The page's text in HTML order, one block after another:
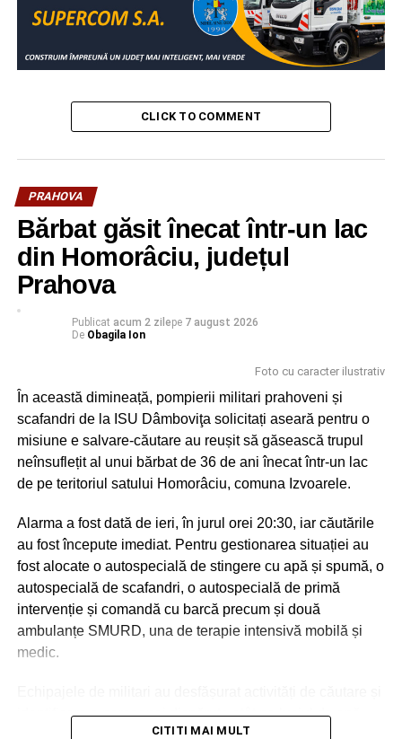
NU RATAȚI
„Informaţia mă protejează”, proiect pentru elevii
de la „Carabella” Târgovişte!
CLICK TO COMMENT
PRAHOVA
Bărbat găsit înecat într-un lac
din Homorâciu, județul
Prahova
Publicat acum 2 zilepe 7 august 2026
De Obagila Ion
Foto cu caracter ilustrativ
În această dimineață, pompierii militari prahoveni și
scafandri de la ISU Dâmboviţa solicitați aseară pentru o
misiune e salvare-căutare au reușit să găsească trupul
neînsuflețit al unui bărbat de 36 de ani înecat într-un lac
de pe teritoriul satului Homorâciu, comuna Izvoarele.
Alarma a fost dată de ieri, în jurul orei 20:30, iar căutările
au fost începute imediat. Pentru gestionarea situației au
fost alocate o autospecială de stingere cu apă și spumă, o
autospecială de scafandri, o autospecială de primă
intervenție și comandă cu barcă precum și două
ambulanțe SMURD, una de terapie intensivă mobilă și
medic.
identificare a persoanei dispărute atât pe luciul de apă,
cât și în zona de mal. În această dimineață, din nefericire,
CITITI MAI MULT